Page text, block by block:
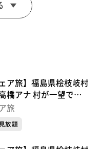
栄村 #木材
ェア旅】福島県桧枝岐村
橋アナ 村が一望でき
台へ！(2023/10/27)
旅
放題